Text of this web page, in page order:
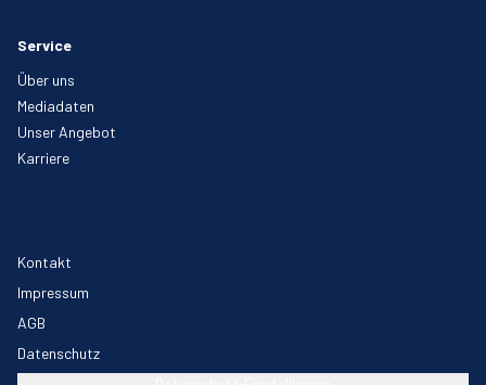
Service
Über uns
Mediadaten
Unser Angebot
Karriere
Kontakt
Impressum
AGB
Datenschutz